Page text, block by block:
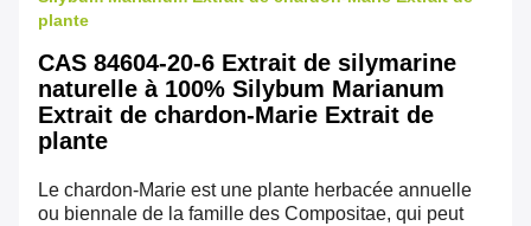
plante
CAS 84604-20-6 Extrait de silymarine
naturelle à 100% Silybum Marianum
Extrait de chardon-Marie Extrait de
plante
Le chardon-Marie est une plante herbacée annuelle
ou biennale de la famille des Compositae, qui peut